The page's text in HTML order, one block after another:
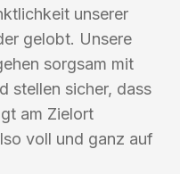
unserer
gelobt. Unsere
sorgsam mit
stellen sicher, dass
am Zielort
voll und ganz auf